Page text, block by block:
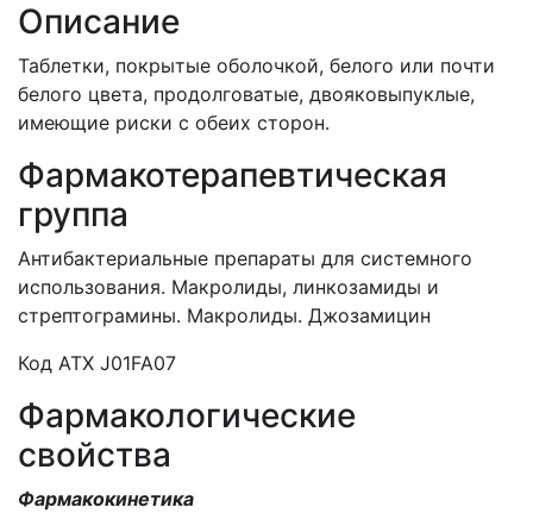
Описание
Таблетки, покрытые оболочкой, белого или почти
белого цвета, продолговатые, двояковыпуклые,
имеющие риски с обеих сторон.
Фармакотерапевтическая
группа
Антибактериальные препараты для системного
использования. Макролиды, линкозамиды и
стрептограмины. Макролиды. Джозамицин
Код АТХ J01FA07
Фармакологические
свойства
Фармакокинетика